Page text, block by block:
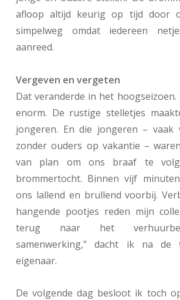
afloop altijd keurig op tijd door
simpelweg omdat iedereen
aanreed.
Vergeven en vergeten
Dat veranderde in het hoogseizoen.
enorm. De rustige stelletjes
jongeren. En die jongeren –
zonder ouders op vakantie –
van plan om ons braaf te
brommertocht. Binnen vijf
ons lallend en brullend voorbij.
hangende pootjes reden mijn
terug naar het
samenwerking,” dacht ik na de
eigenaar.
De volgende dag besloot ik toch